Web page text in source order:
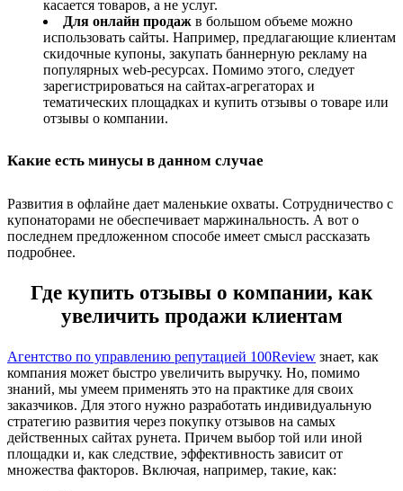
касается товаров, а не услуг.
Для онлайн продаж в большом объеме можно
использовать сайты. Например, предлагающие клиентам
скидочные купоны, закупать баннерную рекламу на
популярных web-ресурсах. Помимо этого, следует
зарегистрироваться на сайтах-агрегаторах и
тематических площадках и купить отзывы о товаре или
отзывы о компании.
Какие есть минусы в данном случае
Развития в офлайне дает маленькие охваты. Сотрудничество с
купонаторами не обеспечивает маржинальность. А вот о
последнем предложенном способе имеет смысл рассказать
подробнее.
Где купить отзывы о компании, как
увеличить продажи клиентам
Агентство по управлению репутацией 100Review знает, как
компания может быстро увеличить выручку. Но, помимо
знаний, мы умеем применять это на практике для своих
заказчиков. Для этого нужно разработать индивидуальную
стратегию развития через покупку отзывов на самых
действенных сайтах рунета. Причем выбор той или иной
площадки и, как следствие, эффективность зависит от
множества факторов. Включая, например, такие, как: